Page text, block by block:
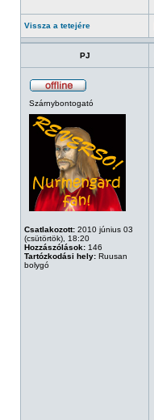
Vissza a tetejére
PJ
Szárnybontogató
Csatlakozott: 2010 június 03
(csütörtök), 18:20
Hozzászólások: 146
Tartózkodási hely: Ruusan
bolygó